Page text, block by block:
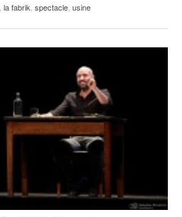
la fabrik spectacle usine